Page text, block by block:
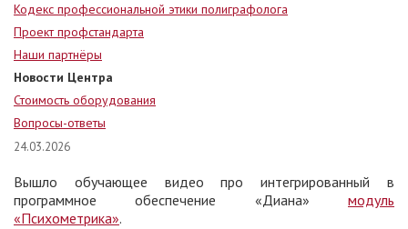
Кодекс профессиональной этики полиграфолога
Проект профстандарта
Наши партнёры
Новости Центра
Стоимость оборудования
Вопросы-ответы
24.03.2026
Вышло обучающее видео про интегрированный в
программное обеспечение «Диана» модуль
«Психометрика».